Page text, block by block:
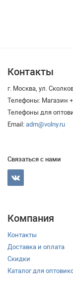
Контакты
г. Москва, ул.
Телефоны: Магазин
Телефоны для
Email:adm@volny.ru
Связаться с нами
Компания
Контакты
Доставка и оплата
Скидки
Каталог для